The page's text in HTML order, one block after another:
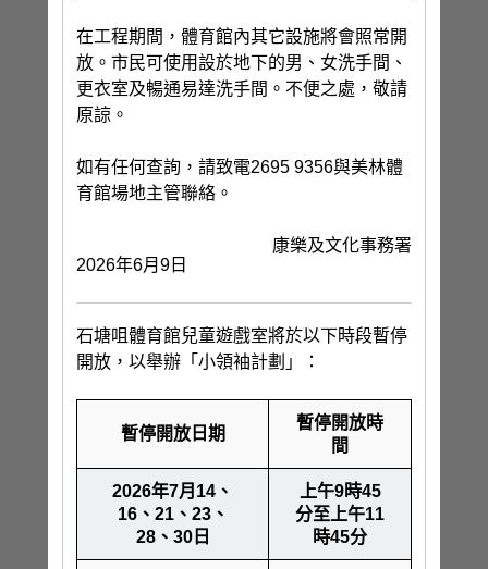
在工程期間，體育館內其它設施將會照常開
放。市民可使用設於地下的男、女洗手間、
更衣室及暢通易達洗手間。不便之處，敬請
原諒。
如有任何查詢，請致電2695 9356與美林體
育館場地主管聯絡。
康樂及文化事務署
2026年6月9日
石塘咀體育館兒童遊戲室將於以下時段暫停
開放，以舉辦「小領袖計劃」：
暫停開放日期
暫停開放時
間
2026年7月14、
16、21、23、
28、30日
上午9時45
分至上午11
時45分